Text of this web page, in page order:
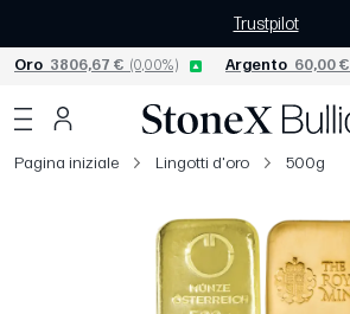
Trustpilot
Oro 3806,67 € (0,00%) Argento 60,00 €
Pagina iniziale Lingotti d'oro 500g